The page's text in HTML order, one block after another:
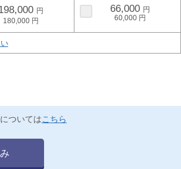
180,000
66,000
60,000
ついてはこちら